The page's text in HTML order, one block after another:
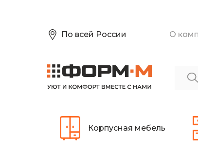
По всей России О
Корпусная мебель